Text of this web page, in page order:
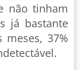
não tinham
já bastante
37%